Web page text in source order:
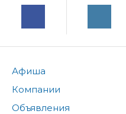
Афиша
Компании
Объявления